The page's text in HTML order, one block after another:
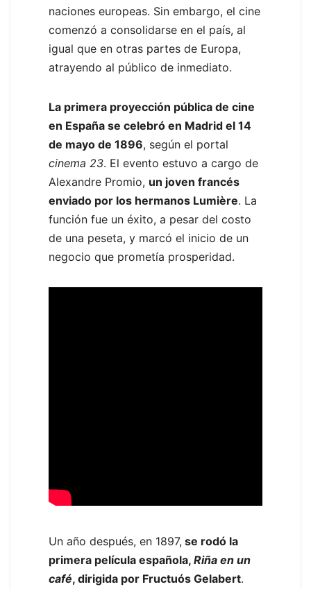
naciones europeas. Sin embargo, el cine
comenzó a consolidarse en el país, al
igual que en otras partes de Europa,
atrayendo al público de inmediato.
La primera proyección pública de cine
en España se celebró en Madrid el 14
de mayo de 1896, según el portal
cinema 23. El evento estuvo a cargo de
Alexandre Promio, un joven francés
enviado por los hermanos Lumière. La
función fue un éxito, a pesar del costo
de una peseta, y marcó el inicio de un
negocio que prometía prosperidad.
Un año después, en 1897, se rodó la
primera película española, Riña en un
café, dirigida por Fructuós Gelabert.